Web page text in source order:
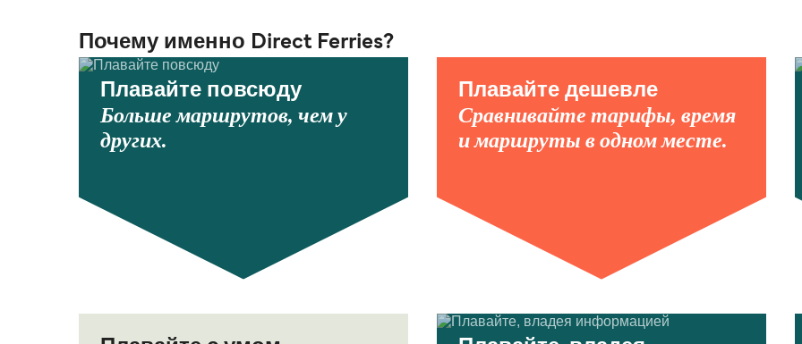
Почему именно Direct Ferries?
Плавайте повсюду
Больше маршрутов, чем у
других.
Плавайте дешевле
Сравнивайте тарифы, время
и маршруты в одном месте.